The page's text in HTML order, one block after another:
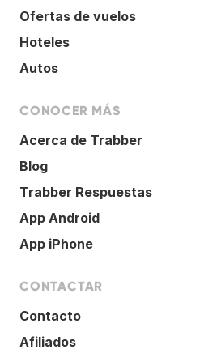
Ofertas de vuelos
Hoteles
Autos
CONOCER MÁS
Acerca de Trabber
Blog
Trabber Respuestas
App Android
App iPhone
CONTACTAR
Contacto
Afiliados